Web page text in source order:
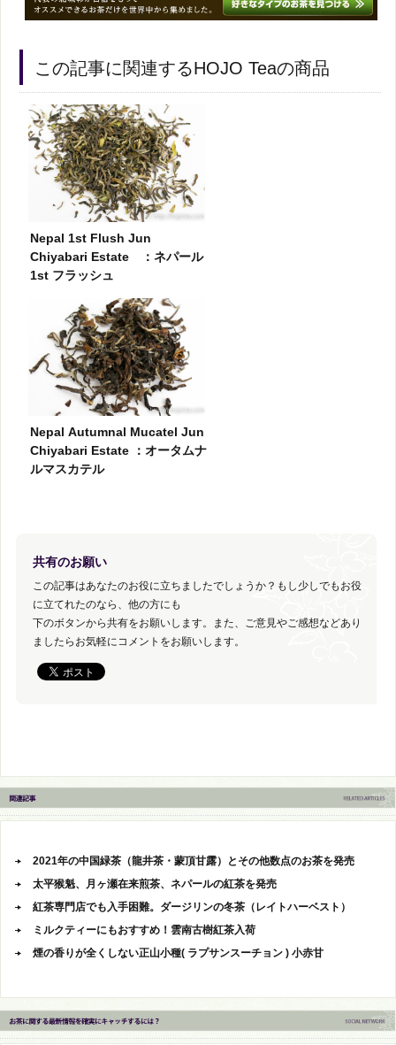
この記事に関連するHOJO Teaの商品
Nepal 1st Flush Jun
Chiyabari Estate ：ネパール
1st フラッシュ
Nepal Autumnal Mucatel Jun
Chiyabari Estate ：オータムナ
ルマスカテル
共有のお願い
この記事はあなたのお役に立ちましたでしょうか？もし少しでもお役
に立てれたのなら、他の方にも
下のボタンから共有をお願いします。また、ご意見やご感想などあり
ましたらお気軽にコメントをお願いします。
2021年の中国緑茶（龍井茶・蒙頂甘露）とその他数点のお茶を発売
太平猴魁、月ヶ瀬在来煎茶、ネパールの紅茶を発売
紅茶専門店でも入手困難。ダージリンの冬茶（レイトハーベスト）
ミルクティーにもおすすめ！雲南古樹紅茶入荷
煙の香りが全くしない正山小種( ラプサンスーチョン ) 小赤甘